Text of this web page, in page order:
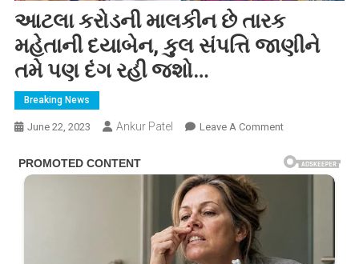
આટલા કરોડની માલકીન છે તારક
મહેતાની દયાબેન, કુલ સંપત્તિ જાણીને
તમે પણ દંગ રહી જશો…
Breaking News
June 22, 2023 Ankur Patel Leave A CommentOn
કરોડની